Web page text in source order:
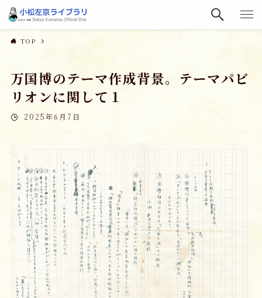
TOP
万国博のテーマ作成背景。テーマパビ
リオンに関して１
2025年6月7日